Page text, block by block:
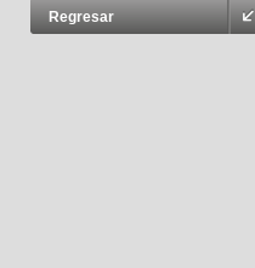
Regresar